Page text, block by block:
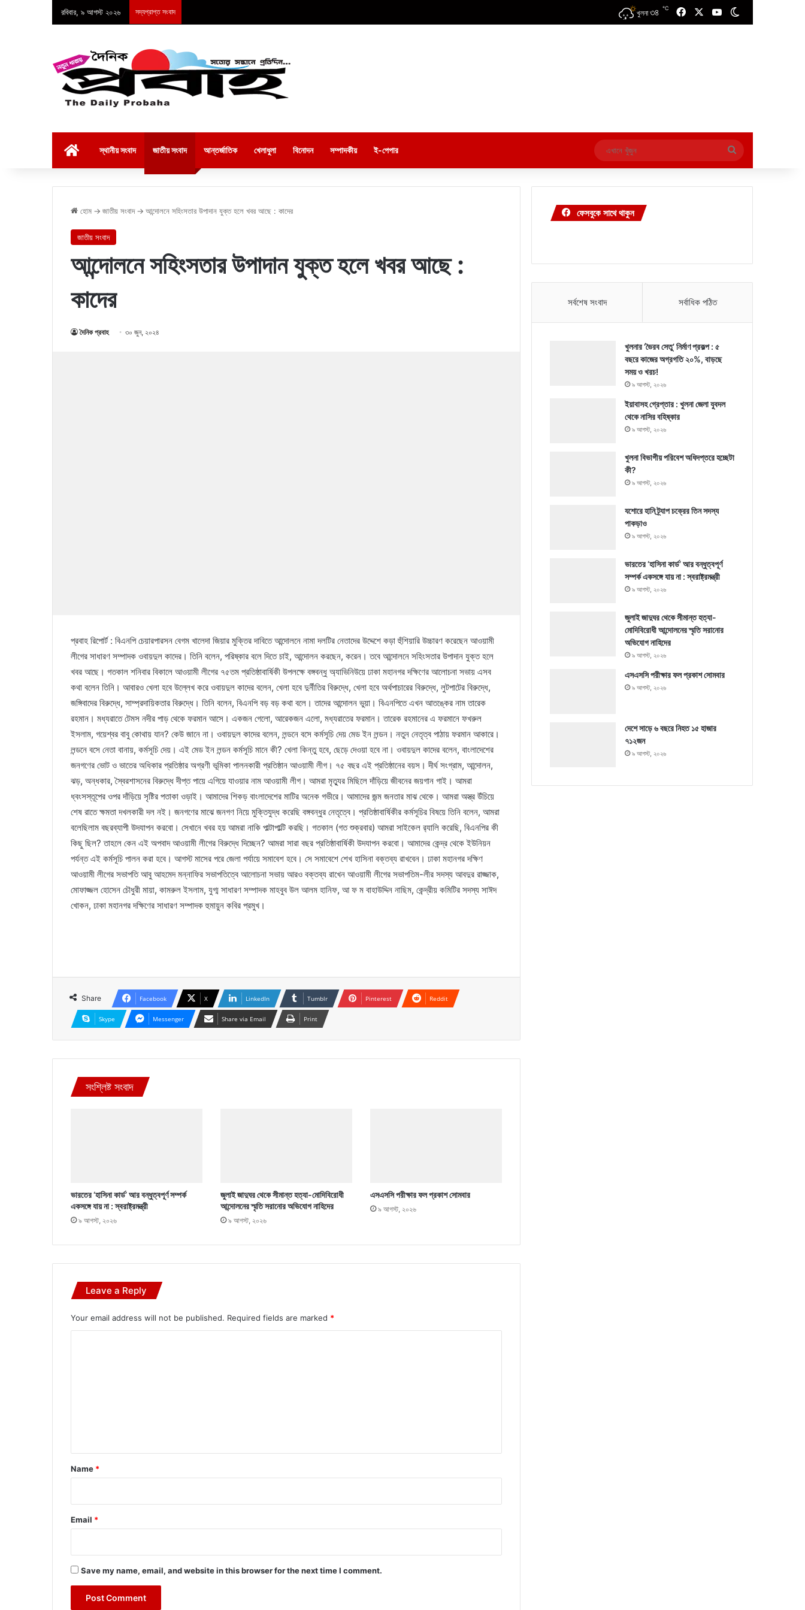
রবিবার, ৯ আগস্ট ২০২৬ সদ্যপ্রাপ্ত সংবাদ খুলনা ৩৪ ℃ FacebookYouTube
স্থানীয় সংবাদ জাতীয় সংবাদ আন্তর্জাতিক খেলাধুলা বিনোদন সম্পাদকীয় ই-পেপার
এখানে
খুঁজুন
হোম → জাতীয় সংবাদ → আন্দোলনে সহিংসতার উপাদান যুক্ত হলে খবর আছে : কাদের
জাতীয় সংবাদ
আন্দোলনে সহিংসতার উপাদান যুক্ত হলে খবর আছে :
কাদের
দৈনিক প্রবাহ ৩০ জুন, ২০২৪
প্রবাহ রিপোর্ট : বিএনপি চেয়ারপারসন বেগম খালেদা জিয়ার মুক্তির দাবিতে আন্দোলনে নামা দলটির নেতাদের উদ্দেশে কড়া হুঁশিয়ারি উচ্চারণ করেছেন আওয়ামী
লীগের সাধারণ সম্পাদক ওবায়দুল কাদের। তিনি বলেন, পরিষ্কার বলে দিতে চাই, আন্দোলন করছেন, করেন। তবে আন্দোলনে সহিংসতার উপাদান যুক্ত হলে
খবর আছে। গতকাল শনিবার বিকালে আওয়ামী লীগের ৭৫তম প্রতিষ্ঠাবার্ষিকী উপলক্ষে বঙ্গবন্ধু অ্যাভিনিউয়ে ঢাকা মহানগর দক্ষিণের আলোচনা সভায় এসব
কথা বলেন তিনি। আবারও খেলা হবে উল্লেখ করে ওবায়দুল কাদের বলেন, খেলা হবে দুর্নীতির বিরুদ্ধে, খেলা হবে অর্থপাচারের বিরুদ্ধে, লুটপাটের বিরুদ্ধে,
জঙ্গিবাদের বিরুদ্ধে, সাম্প্রদায়িকতার বিরুদ্ধে। তিনি বলেন, বিএনপি বড় বড় কথা বলে। তাদের আন্দোলন ভুয়া। বিএনপিতে এখন আতঙ্কের নাম তারেক
রহমান। মধ্যরাতে টেমস নদীর পাড় থেকে ফরমান আসে। একজন গেলো, আরেকজন এলো, মধ্যরাতের ফরমান। তারেক রহমানের এ ফরমানে ফখরুল
ইসলাম, গয়েশ্বর বাবু কোথায় যান? কেউ জানে না। ওবায়দুল কাদের বলেন, লন্ডনে বসে কর্মসূচি দেয় মেড ইন লন্ডন। নতুন নেতৃত্ব পাঠায় ফরমান আকারে।
লন্ডনে বসে নেতা বানায়, কর্মসূচি দেয়। এই মেড ইন লন্ডন কর্মসূচি মানে কী? খেলা কিন্তু হবে, ছেড়ে দেওয়া হবে না। ওবায়দুল কাদের বলেন, বাংলাদেশের
জনগণের ভোট ও ভাতের অধিকার প্রতিষ্ঠার অগ্রণী ভূমিকা পালনকারী প্রতিষ্ঠান আওয়ামী লীগ। ৭৫ বছর এই প্রতিষ্ঠানের বয়স। দীর্ঘ সংগ্রাম, আন্দোলন,
ঝড়, অন্ধকার, স্বৈরশাসনের বিরুদ্ধে দীপ্ত পায়ে এগিয়ে যাওয়ার নাম আওয়ামী লীগ। আমরা মৃত্যুর মিছিলে দাঁড়িয়ে জীবনের জয়গান গাই। আমরা
ধ্বংসস্তূপের ওপর দাঁড়িয়ে সৃষ্টির পতাকা ওড়াই। আমাদের শিকড় বাংলাদেশের মাটির অনেক গভীরে। আমাদের জন্ম জনতার মাঝ থেকে। আমরা অস্ত্র উঁচিয়ে
শেষ রাতে ক্ষমতা দখলকারী দল নই। জনগণের মাঝে জনগণ নিয়ে মুক্তিযুদ্ধ করেছি বঙ্গবন্ধুর নেতৃত্বে। প্রতিষ্ঠাবার্ষিকীর কর্মসূচির বিষয়ে তিনি বলেন, আমরা
বলেছিলাম বছরব্যাপী উদযাপন করবো। সেখানে খবর হয় আমরা নাকি পাল্টাপাল্টি করছি। গতকাল (গত শুক্রবার) আমরা সাইকেল র‌্যালি করেছি, বিএনপির কী
কিছু ছিল? তাহলে কেন এই অপবাদ আওয়ামী লীগের বিরুদ্ধে দিচ্ছেন? আমরা সারা বছর প্রতিষ্ঠাবার্ষিকী উদযাপন করবো। আমাদের কেন্দ্র থেকে ইউনিয়ন
পর্যন্ত এই কর্মসূচি পালন করা হবে। আগস্ট মাসের পরে জেলা পর্যায়ে সমাবেশ হবে। সে সমাবেশে শেখ হাসিনা বক্তব্য রাখবেন। ঢাকা মহানগর দক্ষিণ
আওয়ামী লীগের সভাপতি আবু আহমেদ মন্নাফির সভাপতিত্বে আলোচনা সভায় আরও বক্তব্য রাখেন আওয়ামী লীগের সভাপতিম-লীর সদস্য আবদুর রাজ্জাক,
মোফাজ্জল হোসেন চৌধুরী মায়া, কামরুল ইসলাম, যুগ্ম সাধারণ সম্পাদক মাহবুব উল আলম হানিফ, আ ফ ম বাহাউদ্দিন নাছিম, কেন্দ্রীয় কমিটির সদস্য সাঈদ
খোকন, ঢাকা মহানগর দক্ষিণের সাধারণ সম্পাদক হুমায়ুন কবির প্রমুখ।
Share Facebook X LinkedIn Tumblr Pinterest Reddit
Skype Messenger Share via Email Print
সংশ্লিষ্ট সংবাদ
ভারতের ‘হাসিনা কার্ড’ আর বন্ধুত্বপূর্ণ সম্পর্ক
একসঙ্গে যায় না : স্বরাষ্ট্রমন্ত্রী
৯ আগস্ট, ২০২৬
জুলাই জাদুঘর থেকে সীমান্ত হত্যা-মোদিবিরোধী
আন্দোলনের স্মৃতি সরানোর অভিযোগ নাহিদের
৯ আগস্ট, ২০২৬
এসএসসি পরীক্ষার ফল প্রকাশ সোমবার
৯ আগস্ট, ২০২৬
Leave a Reply
Your email address will not be published. Required fields are marked *
*
Name *
Email *
Save my name, email, and website in this browser for the next time I comment.
ফেসবুকে সাথে থাকুন
সর্বশেষ সংবাদ সর্বাধিক পঠিত
খুলনার ‘ভৈরব সেতু’ নির্মাণ প্রকল্প : ৫
বছরে কাজের অগ্রগতি ২০%, বাড়ছে
সময় ও খরচ!
৯ আগস্ট, ২০২৬
ইয়াবাসহ গ্রেপ্তার : খুলনা জেলা যুবদল
থেকে নাসির বহিষ্কার
৯ আগস্ট, ২০২৬
খুলনা বিভাগীয় পরিবেশ অধিদপ্তরে হচ্ছেটা
কী?
৯ আগস্ট, ২০২৬
যশোরে হানি ট্র্যাপ চক্রের তিন সদস্য
পাকড়াও
৯ আগস্ট, ২০২৬
ভারতের ‘হাসিনা কার্ড’ আর বন্ধুত্বপূর্ণ
সম্পর্ক একসঙ্গে যায় না : স্বরাষ্ট্রমন্ত্রী
৯ আগস্ট, ২০২৬
জুলাই জাদুঘর থেকে সীমান্ত হত্যা-
মোদিবিরোধী আন্দোলনের স্মৃতি সরানোর
অভিযোগ নাহিদের
৯ আগস্ট, ২০২৬
এসএসসি পরীক্ষার ফল প্রকাশ সোমবার
৯ আগস্ট, ২০২৬
দেশে সাড়ে ৬ বছরে নিহত ১৫ হাজার
৭১২জন
৯ আগস্ট, ২০২৬